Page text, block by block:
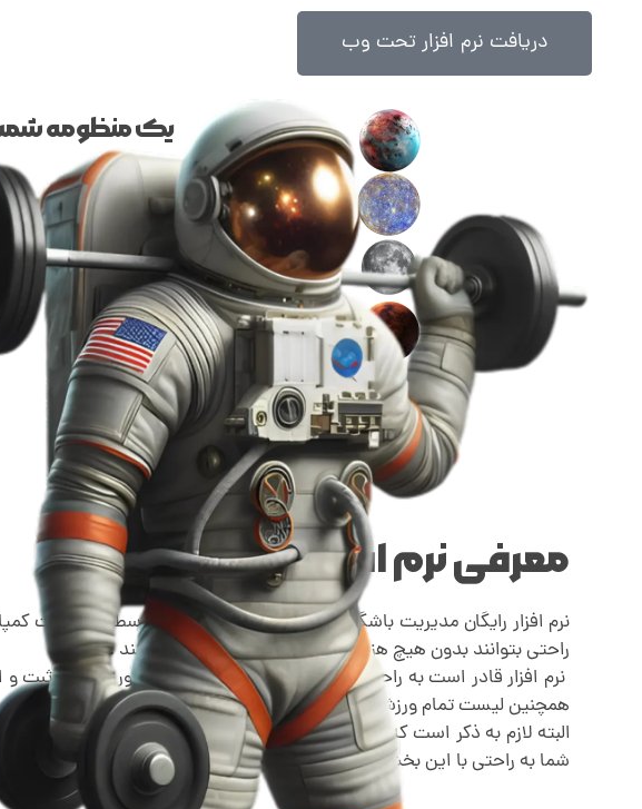
دریافت نرم افزار تحت وب
یک منظومه
معرفی نرم افزار
نرم افزار رایگان مدیریت باشگاه بسیار ساده طراحی شده توسط گروه لایت
راحتی بتوانند بدون هیچ هزینه ای باشگاه خود را مدیریت کنند .
نرم افزار قادر است به راحتی بی نهایت ( بدون محدودیت ) ورزشکار را ثبت
همچنین لیست تمام ورزشکاران را به سادگی مشاهده کنید .
البته لازم به ذکر است که این نرم افزار به شکل بسیار ساده ای درآمد و
شما به راحتی با این بخش نرم افزار نیز کار کنید و سختی از این بابت نداشته